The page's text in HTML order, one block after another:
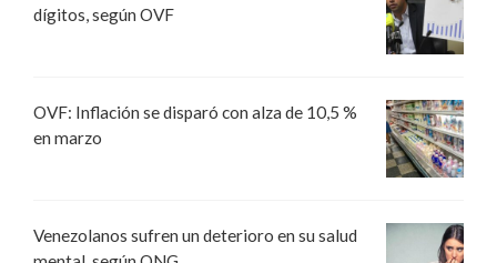
dígitos, según OVF
OVF: Inflación se disparó con alza de 10,5 %
en marzo
Venezolanos sufren un deterioro en su salud